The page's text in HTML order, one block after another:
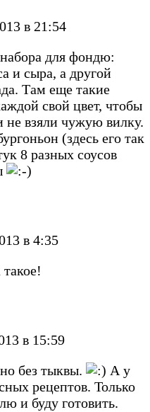
в 21:54
для фондю:
и сыра, а другой
Там еще такие
свой цвет, чтобы
не взяли чужую вилку.
(здесь его так
8 разных соусов
в 4:35
в 15:59
без тыквы.
А у
рецептов. Только
и буду готовить.